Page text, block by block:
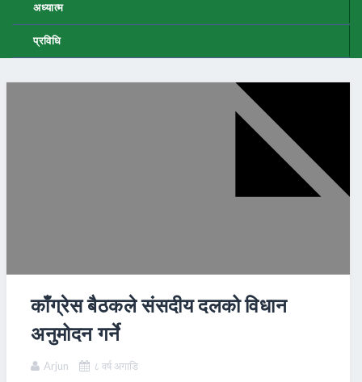
अध्यात्म
प्रविधि
काँग्रेस बैठकले संसदीय दलको विधान
अनुमोदन गर्ने
Arjun ८ वर्ष अगाडि